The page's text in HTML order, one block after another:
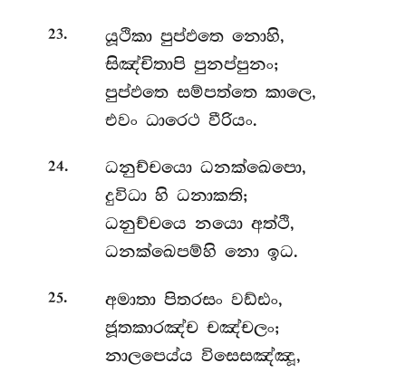
23. යූථිකා පුප්ඵතෙ නොහි,
සිඤ්චිතාපි පුනප්පුනං;
පුප්ඵතෙ සම්පත්තෙ කාලෙ,
එවං ධාරෙථ වීරියං.
24. ධනුච්චයො ධනක්ඛෙපො,
දුවිධා හි ධනාකති;
ධනුච්චයෙ නයො අත්ථි,
ධනක්ඛෙපම්හි නො ඉධ.
25. අමාතා පිතරසං වඩ්ඪං,
ජූතකාරඤ්ච චඤ්චලං;
නාලපෙය්ය විසෙසඤ්ඤූ,